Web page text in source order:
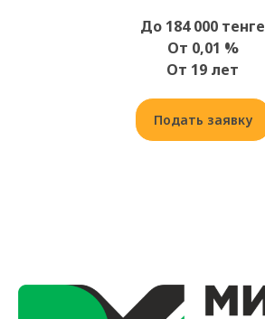
До 184 000 тенге
От 0,01 %
От 19 лет
Подать заявку